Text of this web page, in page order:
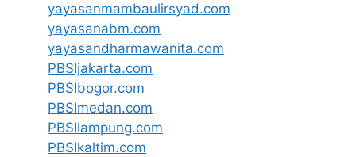
yayasanmambaulirsyad.com
yayasanabm.com
yayasandharmawanita.com
PBSIjakarta.com
PBSIbogor.com
PBSImedan.com
PBSIlampung.com
PBSIkaltim.com